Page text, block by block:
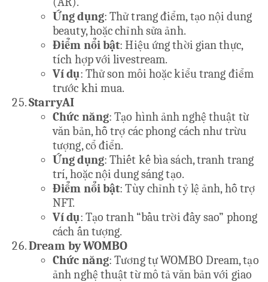
Ứng dụng: Thử trang điểm, tạo nội dung
beauty, hoặc chỉnh sửa ảnh.
Điểm nổi bật: Hiệu ứng thời gian thực,
tích hợp với livestream.
Ví dụ: Thử son môi hoặc kiểu trang điểm
trước khi mua.
StarryAI
Chức năng: Tạo hình ảnh nghệ thuật từ
văn bản, hỗ trợ các phong cách như trừu
tượng, cổ điển.
Ứng dụng: Thiết kế bìa sách, tranh trang
trí, hoặc nội dung sáng tạo.
Điểm nổi bật: Tùy chỉnh tỷ lệ ảnh, hỗ trợ
NFT.
Ví dụ: Tạo tranh “bầu trời đầy sao” phong
cách ấn tượng.
Dream by WOMBO
Chức năng: Tương tự WOMBO Dream, tạo
ảnh nghệ thuật từ mô tả văn bản với giao